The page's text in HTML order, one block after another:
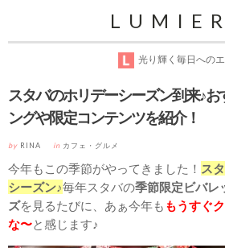
光り輝く毎日への
スタバのホリデーシーズン到来♪
ングや限定コンテンツを紹介！
by RINA in カフェ・グルメ
今年もこの季節がやってきました！ ス
シーズン♪毎年スタバの季節限定ビバレ
ズを見るたびに、あぁ今年も もうすぐ
な〜と感じます♪